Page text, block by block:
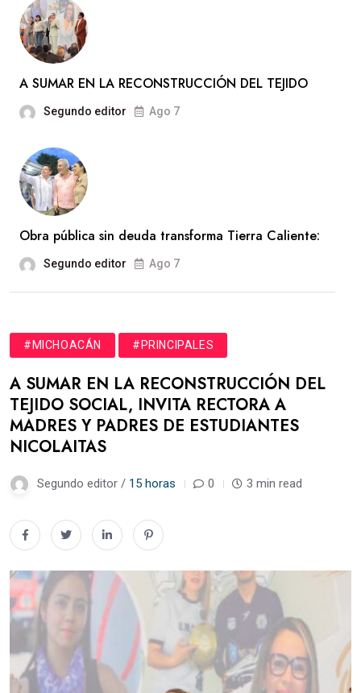
A SUMAR EN LA RECONSTRUCCIÓN DEL TEJIDO
Segundo editor Ago 7
Obra pública sin deuda transforma Tierra Caliente:
Segundo editor Ago 7
#MICHOACÁN #PRINCIPALES
A SUMAR EN LA RECONSTRUCCIÓN DEL
TEJIDO SOCIAL, INVITA RECTORA A
MADRES Y PADRES DE ESTUDIANTES
NICOLAITAS
Segundo editor / 15 horas 0 3 min read